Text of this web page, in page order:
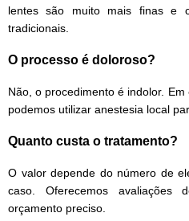
lentes são muito mais finas e
tradicionais.
O processo é doloroso?
Não, o procedimento é indolor. Em
podemos utilizar anestesia local
Quanto custa o tratamento?
O valor depende do número de
caso. Oferecemos avaliações
orçamento preciso.